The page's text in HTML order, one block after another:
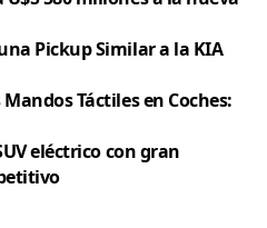
Pickup Similar a la KIA
Táctiles en Coches:
eléctrico con gran